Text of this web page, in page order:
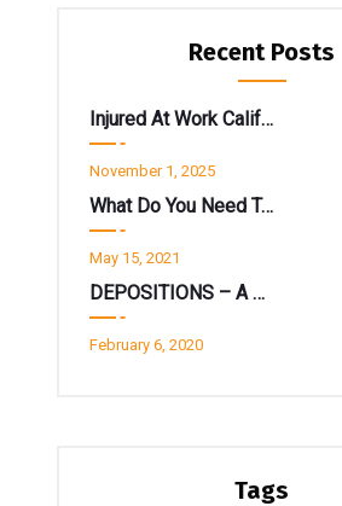
Recent Posts
Injured At Work California? Don’t Get Spooked By A “Return To Work” Notice.
November 1, 2025
What Do You Need To Know About State EDD Disability Insurance ?
May 15, 2021
DEPOSITIONS – A Deeper Look
February 6, 2020
Tags